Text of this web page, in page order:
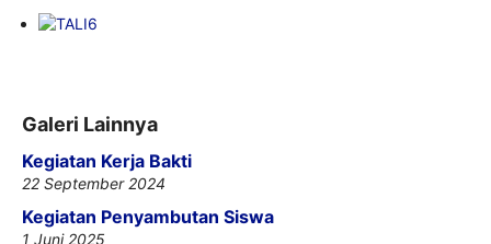
Galeri Lainnya
Kegiatan Kerja Bakti
22 September 2024
Kegiatan Penyambutan Siswa
1 Juni 2025